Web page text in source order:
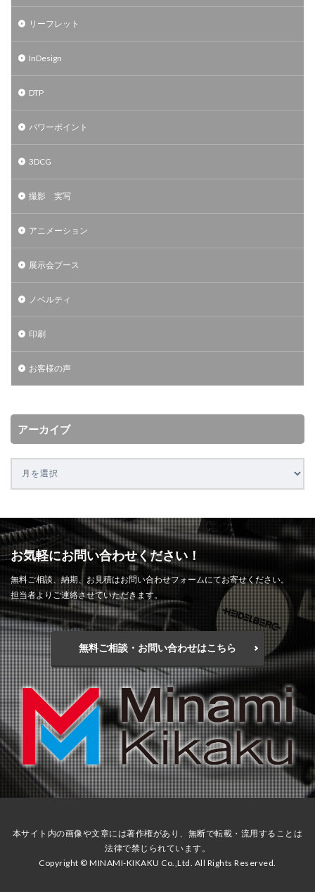
リーフレット
InDesign
DTP
パワーポイント
3DCG
撮影 実写
アニメーション
展示会ブース
ノベルティ
印刷
お客様の声
アーカイブ
お気軽にお問い合わせください！
無料ご相談、納期、お見積はお問い合わせフォームにてお寄せください。
担当者よりご連絡させていただきます。
無料ご相談・お問い合わせはこちら
本サイト内の画像や文章には著作権があり、無断で転載・流用することは
法律で禁じられています。
Copyright ©️ MINAMI-KIKAKU Co.,Ltd. All Rights Reserved.